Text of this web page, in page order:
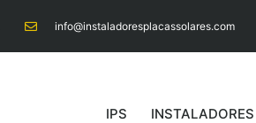
info@instaladoresplacassolares.com
IPS INSTALADORES